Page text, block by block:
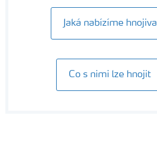
Jaká nabízíme hnojiva
Co s nimi lze hnojit